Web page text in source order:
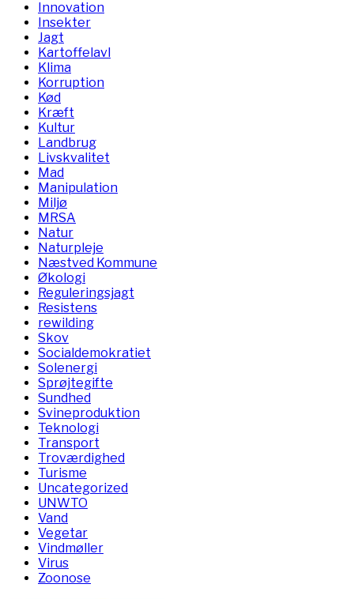
Innovation
Insekter
Jagt
Kartoffelavl
Klima
Korruption
Kød
Kræft
Kultur
Landbrug
Livskvalitet
Mad
Manipulation
Miljø
MRSA
Natur
Naturpleje
Næstved Kommune
Økologi
Reguleringsjagt
Resistens
rewilding
Skov
Socialdemokratiet
Solenergi
Sprøjtegifte
Sundhed
Svineproduktion
Teknologi
Transport
Troværdighed
Turisme
Uncategorized
UNWTO
Vand
Vegetar
Vindmøller
Virus
Zoonose